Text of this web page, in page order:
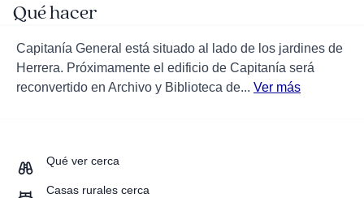
Qué hacer
Capitanía General está situado al lado de los jardines de
Herrera. Próximamente el edificio de Capitanía será
reconvertido en Archivo y Biblioteca de... Ver más
Qué ver cerca
Casas rurales cerca